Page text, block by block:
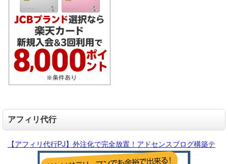
アフィリ代行
【アフィリ代行PJ】外注化で完全放置！アドセンスブログ構築テ